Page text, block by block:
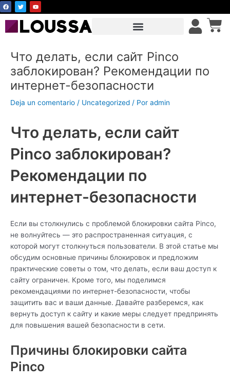
Ir
al
contenido
F
a
c
e
o
T
w
i
t
Y
o
u
t
u
b
Что делать, если сайт Pinco
заблокирован? Рекомендации по
интернет-безопасности
Deja un comentario / Uncategorized / Por admin
Что делать, если сайт
Pinco заблокирован?
Рекомендации по
интернет-безопасности
Если вы столкнулись с проблемой блокировки сайта Pinco,
не волнуйтесь — это распространенная ситуация, с
которой могут столкнуться пользователи. В этой статье мы
обсудим основные причины блокировок и предложим
практические советы о том, что делать, если ваш доступ к
сайту ограничен. Кроме того, мы поделимся
рекомендациями по интернет-безопасности, чтобы
защитить вас и ваши данные. Давайте разберемся, как
вернуть доступ к сайту и какие меры следует предпринять
для повышения вашей безопасности в сети.
Причины блокировки сайта
Pinco